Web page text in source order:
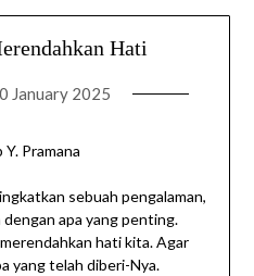
Hati
January 2025
Y. Pramana
sebuah pengalaman,
apa yang penting.
hati kita. Agar
yang telah diberi-Nya.